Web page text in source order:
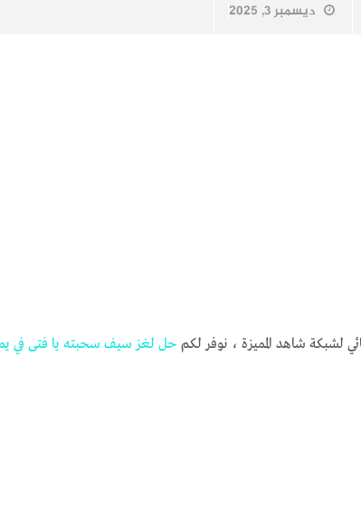
ديسمبر 3, 2025
لشبكة شاهد المميزة ، نوفر لكم حل لغز سيف سحبته يا فتى في